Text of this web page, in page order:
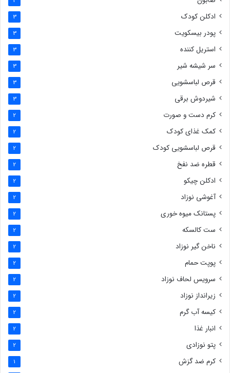
ادکلن کودک 3
پودر بیسکویت 3
استریل کننده 3
سر شیشه شیر 3
قرص لباسشویی 3
شیردوش برقی 3
کرم دست و صورت 2
کمک غذای کودک 2
قرص لباسشویی کودک 2
قطره ضد نفخ 2
ادکلن چیکو 2
آغوشی نوزاد 2
پستانک میوه خوری 2
ست کالسکه 2
ناخن گیر نوزاد 2
پوپت حمام 2
سرویس لحاف نوزاد 2
زیرانداز نوزاد 2
کیسه آب گرم 2
انبار غذا 2
پتو نوزادی 2
کرم ضد گزش 1